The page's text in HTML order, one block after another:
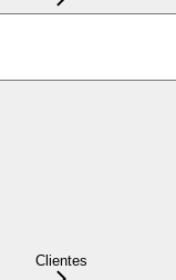
Clientes